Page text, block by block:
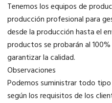
Tenemos los equipos de
producción profesional para
desde la producción hasta el
productos se probarán al
garantizar la calidad.
Observaciones
Podemos suministrar todo
según los requisitos de los